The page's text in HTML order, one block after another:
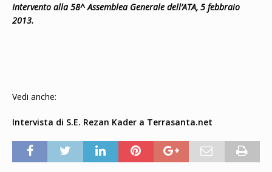
Intervento alla 58^ Assemblea Generale dell’ATA, 5 febbraio
2013.
Vedi anche:
Intervista di S.E. Rezan Kader a Terrasanta.net